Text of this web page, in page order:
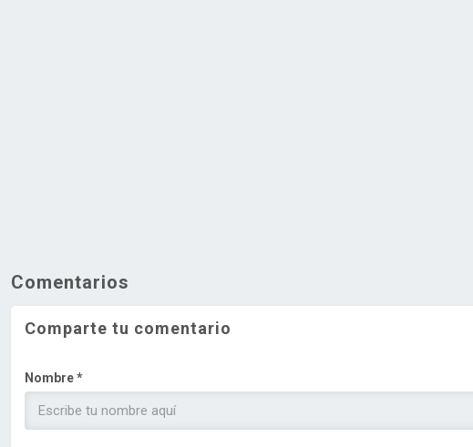
Comentarios
Comparte tu comentario
Nombre *